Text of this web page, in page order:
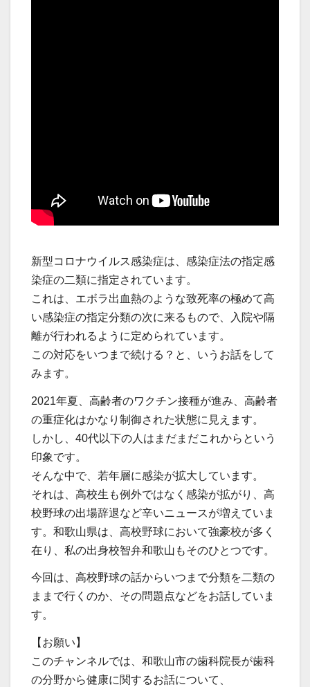
新型コロナウイルス感染症は、感染症法の指定感
染症の二類に指定されています。
これは、エボラ出血熱のような致死率の極めて高
い感染症の指定分類の次に来るもので、入院や隔
離が行われるように定められています。
この対応をいつまで続ける？と、いうお話をして
みます。
2021年夏、高齢者のワクチン接種が進み、高齢者
の重症化はかなり制御された状態に見えます。
しかし、40代以下の人はまだまだこれからという
印象です。
そんな中で、若年層に感染が拡大しています。
それは、高校生も例外ではなく感染が拡がり、高
校野球の出場辞退など辛いニュースが増えていま
す。和歌山県は、高校野球において強豪校が多く
在り、私の出身校智弁和歌山もそのひとつです。
今回は、高校野球の話からいつまで分類を二類の
ままで行くのか、その問題点などをお話していま
す。
【お願い】
このチャンネルでは、和歌山市の歯科院長が歯科
の分野から健康に関するお話について、